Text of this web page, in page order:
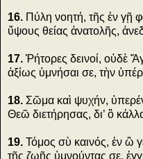
16. Πύλη νοητή, τῆς ἐν γῇ
ὕψους θείας ἀνατολῆς,
17. Ῥήτορες δεινοί, οὐδὲ
ἀξίως ὑμνήσαι σε, τὴν
18. Σῶμα καὶ ψυχήν,
Θεῶ διετήρησας, δι’ ὃ
19. Τόμος σὺ καινός, ἐν ὢ
τῆς ζωῆς ὑμνούντας σε,